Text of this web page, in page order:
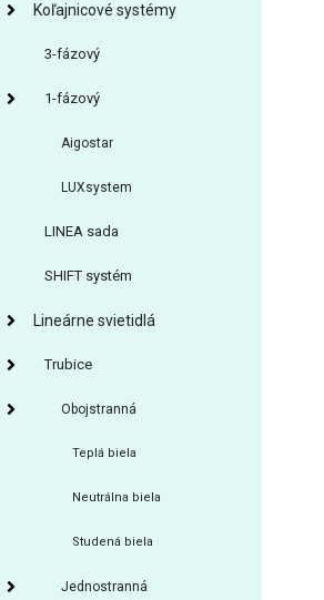
Koľajnicové systémy
3-fázový
1-fázový
Aigostar
LUXsystem
LINEA sada
SHIFT systém
Lineárne svietidlá
Trubice
Obojstranná
Teplá biela
Neutrálna biela
Studená biela
Jednostranná